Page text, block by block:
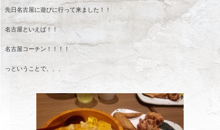
先日名古屋に遊びに行って来ました！！
名古屋といえば！！
名古屋コーチン！！！！
っということで、、、